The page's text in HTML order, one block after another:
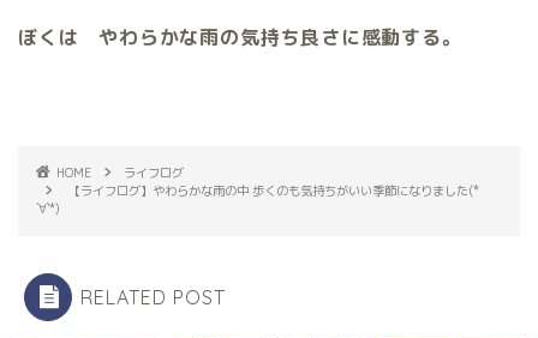
ぼくは やわらかな雨の気持ち良さに感動する。
HOME
ライフログ
【ライフログ】やわらかな雨の中 歩くのも気持ちがいい季節になりました(*
´∀`*)
RELATED POST